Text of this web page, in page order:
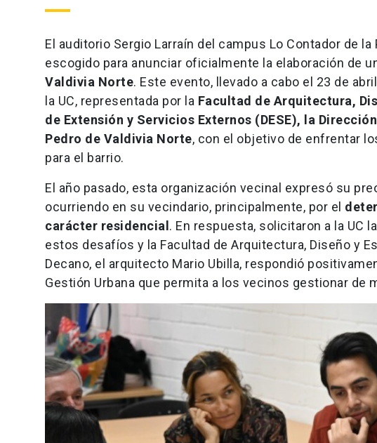
El auditorio Sergio Larraín del campus Lo Contador de
escogido para anunciar oficialmente la elaboración de
Valdivia Norte. Este evento, llevado a cabo el 23 de
la UC, representada por la Facultad de Arquitectura,
de Extensión y Servicios Externos (DESE), la
Pedro de Valdivia Norte, con el objetivo de enfrentar
para el barrio.
El año pasado, esta organización vecinal expresó su
ocurriendo en su vecindario, principalmente, por el
carácter residencial. En respuesta, solicitaron a la UC
estos desafíos y la Facultad de Arquitectura, Diseño y
Decano, el arquitecto Mario Ubilla, respondió
Gestión Urbana que permita a los vecinos gestionar de